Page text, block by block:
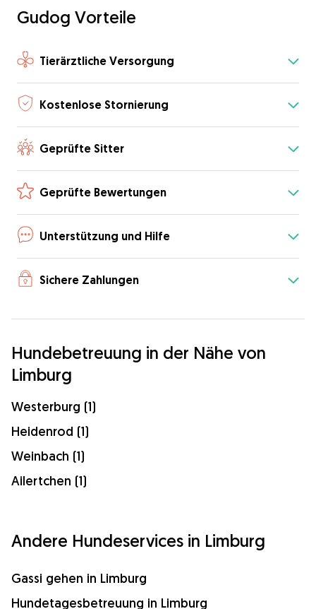
Gudog Vorteile
Tierärztliche Versorgung
Kostenlose Stornierung
Geprüfte Sitter
Geprüfte Bewertungen
Unterstützung und Hilfe
Sichere Zahlungen
Hundebetreuung in der Nähe von
Limburg
Westerburg (1)
Heidenrod (1)
Weinbach (1)
Ailertchen (1)
Andere Hundeservices in Limburg
Gassi gehen in Limburg
Hundetagesbetreuung in Limburg